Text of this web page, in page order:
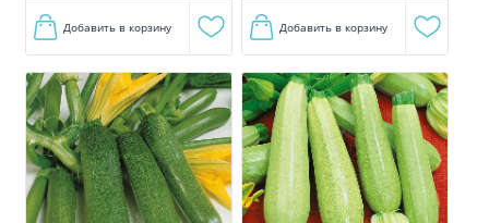
Добавить в корзину Добавить в корзину